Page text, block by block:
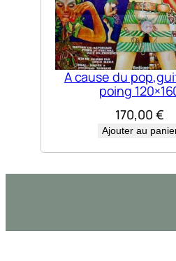
A cause du
poing
170,00 €
Ajouter au